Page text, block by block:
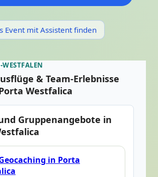
Event mit Assistent finden
& Team-Erlebnisse
Westfalica
Gruppenangebote in
in Porta